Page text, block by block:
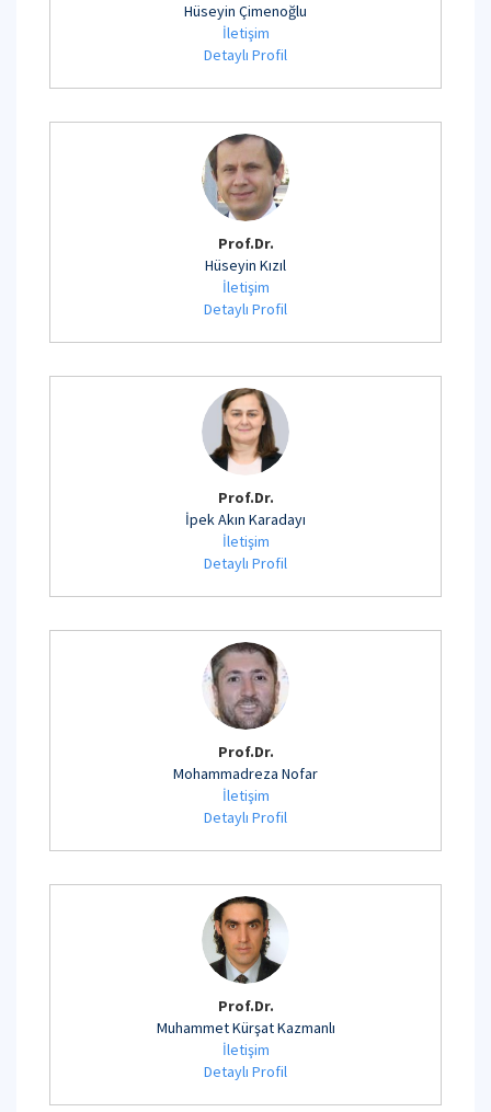
Hüseyin Çimenoğlu
İletişim
Detaylı Profil
Prof.Dr.
Hüseyin Kızıl
İletişim
Detaylı Profil
Prof.Dr.
İpek Akın Karadayı
İletişim
Detaylı Profil
Prof.Dr.
Mohammadreza Nofar
İletişim
Detaylı Profil
Prof.Dr.
Muhammet Kürşat Kazmanlı
İletişim
Detaylı Profil